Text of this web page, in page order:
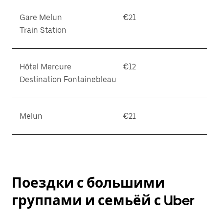
Gare Melun
Train Station
€21
Hôtel Mercure
Destination Fontainebleau
€12
Melun €21
Поездки с большими
группами и семьёй с Uber